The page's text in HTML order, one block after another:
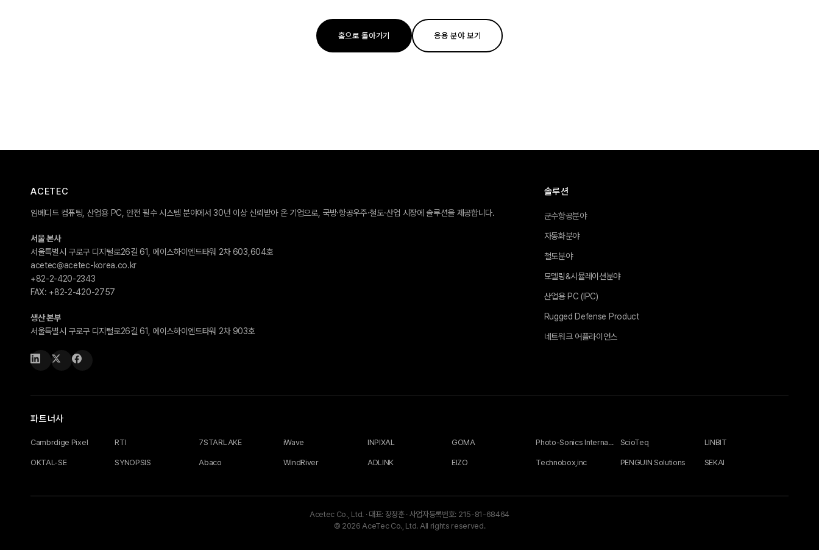
홈으로 돌아가기 응용 분야 보기
ACETEC
임베디드 컴퓨팅, 산업용 PC, 안전 필수 시스템 분야에서 30년 이상 신뢰받아 온 기업으로, 국방·항공우주·철도·산업 시장에 솔루션을 제공합니다.
서울 본사
서울특별시 구로구 디지털로26길 61, 에이스하이엔드타워 2차 603,604호
acetec@acetec-korea.co.kr
+82-2-420-2343
FAX: +82-2-420-2757
생산 본부
서울특별시 구로구 디지털로26길 61, 에이스하이엔드타워 2차 903호
솔루션
군수항공분야
자동화분야
철도분야
모델링&시뮬레이션분야
산업용 PC (IPC)
Rugged Defense Product
네트워크 어플라이언스
파트너사
Cambrdige Pixel RTI 7STARLAKE iWave INPIXAL GOMA Photo-Sonics International Ltd ScioTeq LINBIT
OKTAL-SE SYNOPSIS Abaco WindRiver ADLINK EIZO Technobox,inc PENGUIN Solutions SEKAI
Acetec Co., Ltd.· 대표: 장정훈· 사업자등록번호: 215-81-68464
© 2026 AceTec Co., Ltd. All rights reserved.